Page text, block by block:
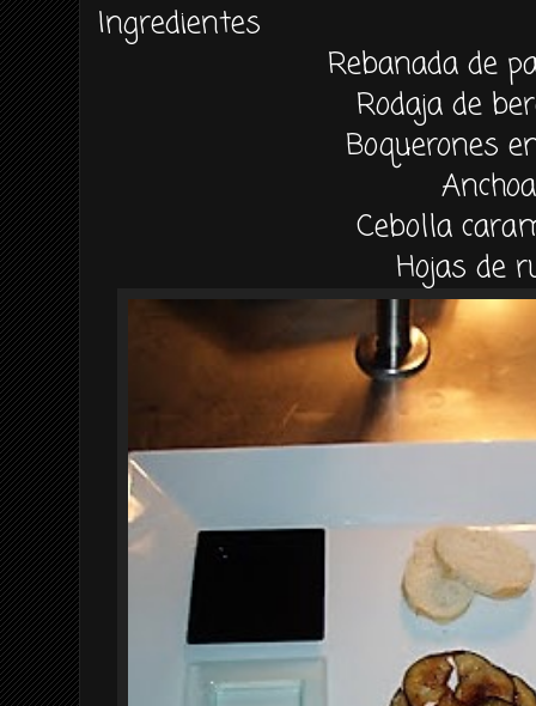
Ingredientes
Rebanada de
Rodaja de
Boquerones
Cebolla
Hojas de